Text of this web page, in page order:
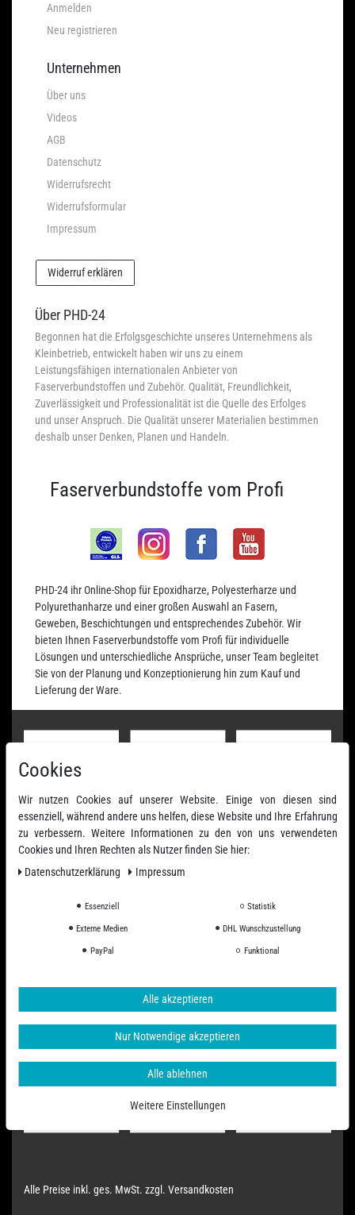
Anmelden
Neu registrieren
Unternehmen
Über uns
Videos
AGB
Datenschutz
Widerrufsrecht
Widerrufsformular
Impressum
Widerruf erklären
Über PHD-24
Begonnen hat die Erfolgsgeschichte unseres Unternehmens als
Kleinbetrieb, entwickelt haben wir uns zu einem
Leistungsfähigen internationalen Anbieter von
Faserverbundstoffen und Zubehör. Qualität, Freundlichkeit,
Zuverlässigkeit und Professionalität ist die Quelle des Erfolges
und unser Anspruch. Die Qualität unserer Materialien bestimmen
deshalb unser Denken, Planen und Handeln.
Faserverbundstoffe vom Profi
PHD-24 ihr Online-Shop für Epoxidharze, Polyesterharze und
Polyurethanharze und einer großen Auswahl an Fasern,
Geweben, Beschichtungen und entsprechendes Zubehör. Wir
bieten Ihnen Faserverbundstoffe vom Profi für individuelle
Lösungen und unterschiedliche Ansprüche, unser Team begleitet
Sie von der Planung und Konzeptionierung hin zum Kauf und
Lieferung der Ware.
Alle Preise inkl. ges. MwSt. zzgl. Versandkosten
Cookies
Wir nutzen Cookies auf unserer Website. Einige von diesen sind
essenziell, während andere uns helfen, diese Website und Ihre Erfahrung
zu verbessern. Weitere Informationen zu den von uns verwendeten
Cookies und Ihren Rechten als Nutzer finden Sie hier:
Daten­schutz­erklärung
Impressum
Essenziell Statistik
Externe Medien DHL Wunschzustellung
PayPal Funktional
Alle akzeptieren
Nur Notwendige akzeptieren
Alle ablehnen
Weitere Einstellungen